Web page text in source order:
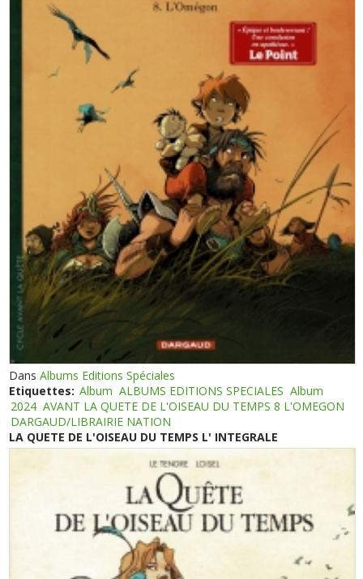
DansAlbums Editions Spéciales
Etiquettes: Album ALBUMS EDITIONS SPECIALES Album
2024 AVANT LA QUETE DE L'OISEAU DU TEMPS 8 L'OMEGON
DARGAUD/LIBRAIRIE NATION
LA QUETE DE L'OISEAU DU TEMPS L' INTEGRALE